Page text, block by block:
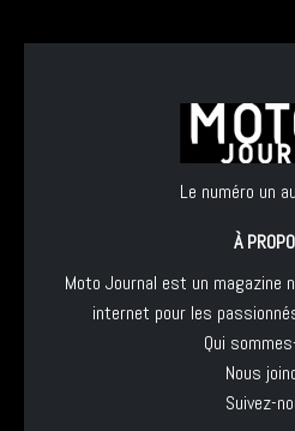
Le numéro un
À
Moto Journal est un magazine
internet pour les
Qui
Nous
Suivez-